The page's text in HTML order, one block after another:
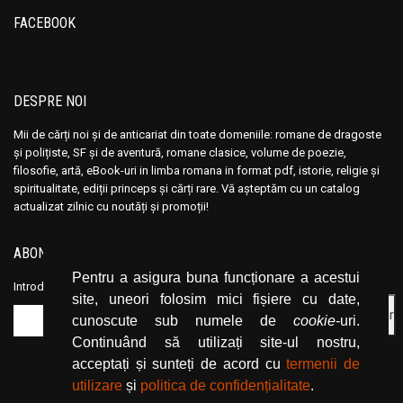
Pentru a asigura buna funcționare a acestui
site, uneori folosim mici fișiere cu date,
cunoscute sub numele de cookie-uri.
Continuând să utilizați site-ul nostru,
acceptați și sunteți de acord cutermenii de
utilizare și politica de confidențialitate.
Anais Nin
Anatolie Panis
Anca Dan
Andocide
Andre Bejin
Andre Castelot
Andre Leroi-Gourhan
Andre Malraux
Andre Maurois
Andre Miquel
Andre Theuriet
Anais Nin
Anatolie Panis
Anca Dan
Andocide
Andre Bejin
Andre Castelot
Andre Leroi-Gourhan
Andre Malraux
Andre Maurois
Andre Miquel
Andre Theuriet
FACEBOOK
DESPRE NOI
Mii de cărți noi și de anticariat din toate domeniile: romane de dragoste
și polițiste, SF și de aventură, romane clasice, volume de poezie,
filosofie, artă, eBook-uri in limba romana in format pdf, istorie, religie și
spiritualitate, ediții princeps și cărți rare. Vă așteptăm cu un catalog
actualizat zilnic cu noutăți și promoții!
ABONEAZĂ-TE LA NEWSLETTER
Introduceți adresa dvs. de email și dați click pe butonul de abonare.